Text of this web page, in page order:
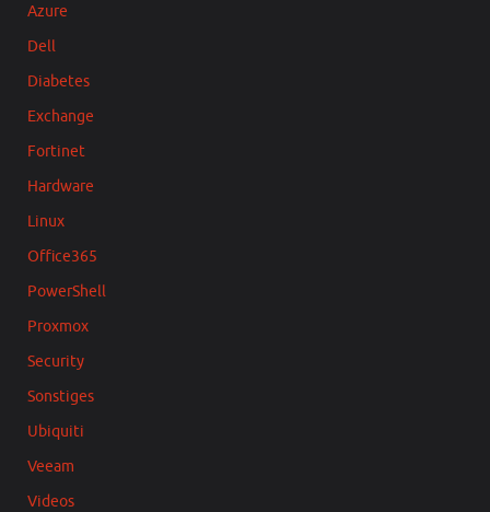
Azure
Dell
Diabetes
Exchange
Fortinet
Hardware
Linux
Office365
PowerShell
Proxmox
Security
Sonstiges
Ubiquiti
Veeam
Videos